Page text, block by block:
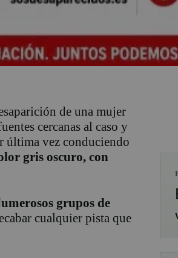
de una mujer
cercanas al caso y
última vez conduciendo
gris oscuro, con
grupos de
cualquier pista que